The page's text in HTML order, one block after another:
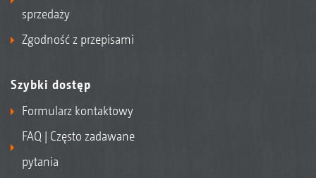
sprzedaży
Zgodność z przepisami
Szybki dostęp
Formularz kontaktowy
FAQ | Często zadawane
pytania